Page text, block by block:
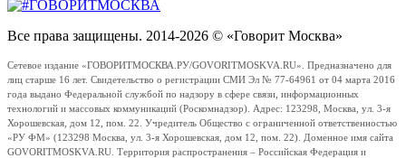
Все права защищены. 2014-2026 © «Говорит Москва»
Сетевое издание «ГОВОРИТМОСКВА.РУ/GOVORITMOSKVA.RU». Предназначено для
лиц старше 16 лет. Свидетельство о регистрации СМИ Эл № 77-64961 от 04 марта 2016
года выдано Федеральной службой по надзору в сфере связи, информационных
технологий и массовых коммуникаций (Роскомнадзор). Адрес: 123298, Москва, ул. 3-я
Хорошевская, дом 12, пом. 22. Учредитель Общество с ограниченной ответственностью
«РУ ФМ» (123298 Москва, ул. 3-я Хорошевская, дом 12, пом. 22). Доменное имя сайта
GOVORITMOSKVA.RU. Территория распространения – Российская Федерация и